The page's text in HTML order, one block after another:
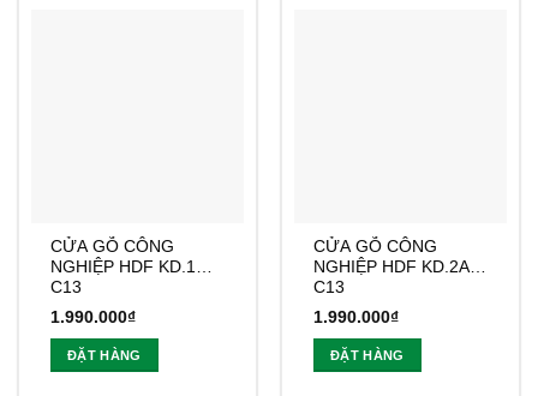
CỬA GỖ CÔNG
NGHIỆP HDF KD.1G-
C13
1.990.000₫
ĐẶT HÀNG
CỬA GỖ CÔNG
NGHIỆP HDF KD.2A-
C13
1.990.000₫
ĐẶT HÀNG